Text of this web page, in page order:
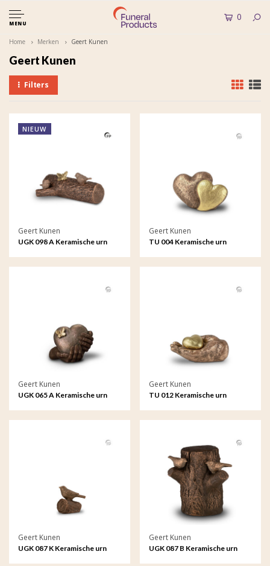
MENU
0
Home Merken Geert Kunen
Geert Kunen
Filters
NIEUW
Geert Kunen
UGK 098 A Keramische urn
Geert Kunen
TU 004 Keramische urn
Geert Kunen
UGK 065 A Keramische urn
Geert Kunen
TU 012 Keramische urn
Geert Kunen
UGK 087 K Keramische urn
Geert Kunen
UGK 087 B Keramische urn